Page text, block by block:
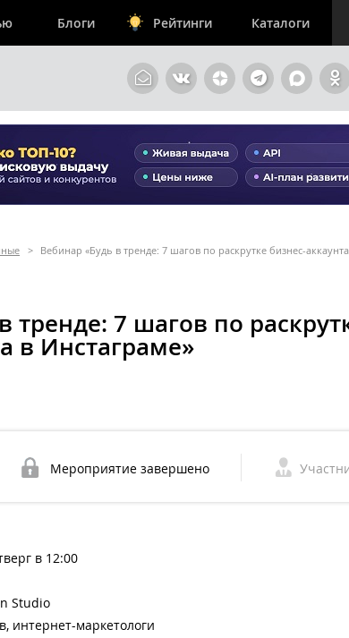
Блоги Рейтинги Каталоги
> Вебинар «Будь в тренде: 7 шагов по раскрутке бизнес-
тренде: 7 шагов по
в Инстаграме»
Мероприятие завершено
в 12:00
Studio
интернет-маркетологи